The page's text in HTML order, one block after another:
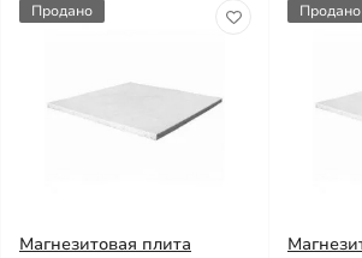
Продано
Магнезитовая плита
Продано